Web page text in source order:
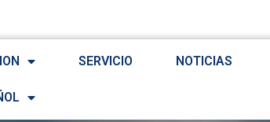
SERVICIO NOTICIAS